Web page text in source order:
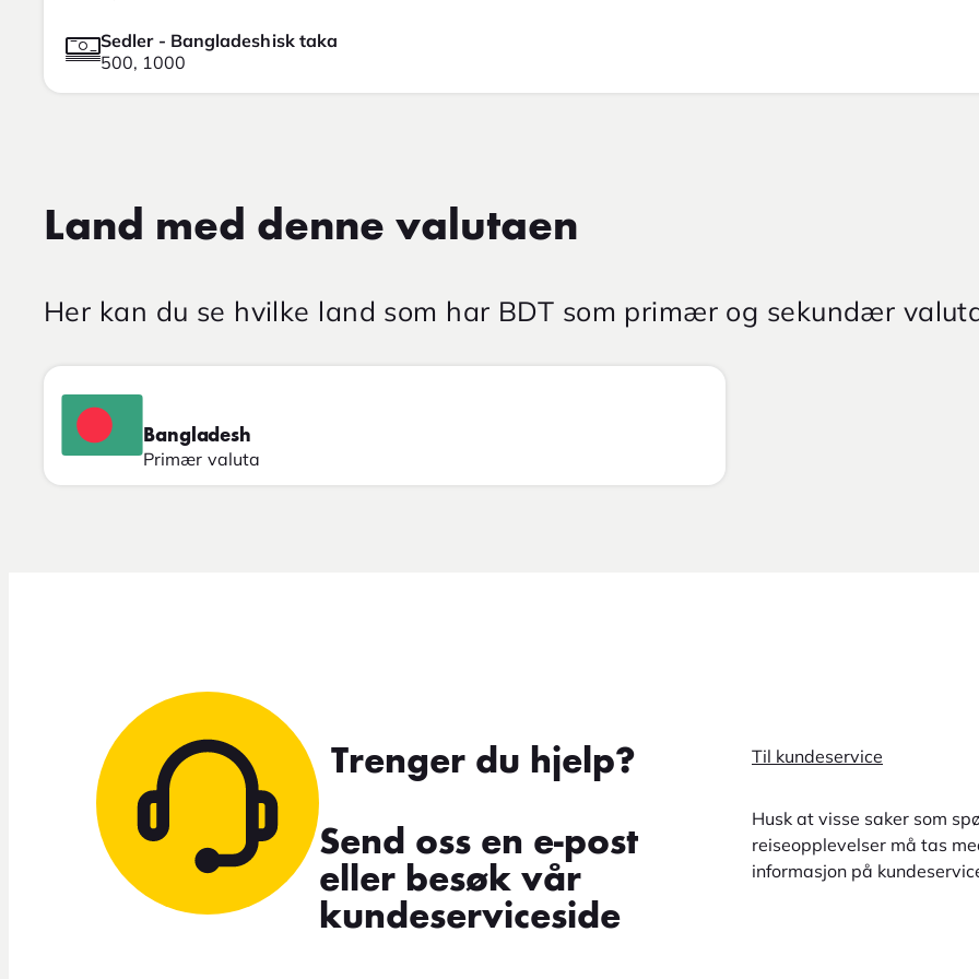
Sedler - Bangladeshisk taka
500, 1000
Land med denne valutaen
Her kan du se hvilke land som har BDT som primær og sekundær
Bangladesh
Primær valuta
Trenger du hjelp?
Send oss en e-post
eller besøk vår
kundeserviceside
Til kundeservice
Husk at visse saker som
reiseopplevelser må tas
informasjon på